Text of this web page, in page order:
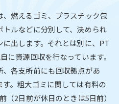
燃えるゴミ、プラスチック包
ルなどに分別して、決められ
出します。それとは別に、PT
に資源回収を行なっています。
各支所前にも回収拠点があ
。粗大ゴミに関しては有料の
（2日前が休日のときは5日前）